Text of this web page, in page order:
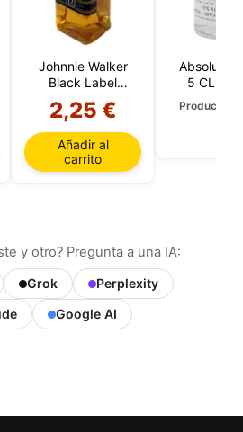
Johnnie Walker
Black Label
Reserva 12 Años
5 CL
2,25 €
Añadir al
carrito
Absolut
5 CL
Producto
y otro? Pregunta a una IA:
Grok
Perplexity
Google AI